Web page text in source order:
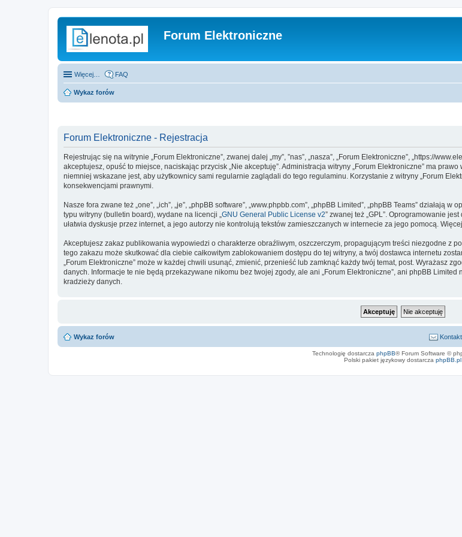
Forum Elektroniczne
Więcej… FAQ
Wykaz forów
Forum Elektroniczne - Rejestracja
Rejestrując się na witrynie „Forum Elektroniczne”, zwanej dalej „my”, ”nas”, „nasza”, „Forum Elektroniczne”, „https://
akceptujesz, opuść to miejsce, naciskając przycisk „Nie akceptuję”. Administracja witryny „Forum Elektroniczne” ma
niemniej wskazane jest, aby użytkownicy sami regularnie zaglądali do tego regulaminu. Korzystanie z witryny „Forum
konsekwencjami prawnymi.
Nasze fora zwane też „one”, „ich”, „je”, „phpBB software”, „www.phpbb.com”, „phpBB Limited”, „phpBB Teams”
typu witryny (bulletin board), wydane na licencji „ GNU General Public License v2” zwanej też „GPL”. Oprogramowanie
ułatwia dyskusje przez internet, a jego autorzy nie kontrolują tekstów zamieszczanych w internecie za jego pomocą.
Akceptujesz zakaz publikowania wypowiedzi o charakterze obraźliwym, oszczerczym, propagującym treści niezgodne z
tego zakazu może skutkować dla ciebie całkowitym zablokowaniem dostępu do tej witryny, a twój dostawca internetu
„Forum Elektroniczne” może w każdej chwili usunąć, zmienić, przenieść lub zamknąć każdy twój temat, post. Wyrażasz
danych. Informacje te nie będą przekazywane nikomu bez twojej zgody, ale ani „Forum Elektroniczne”, ani phpBB
kradzieży danych.
Wykaz forów
Technologię dostarcza phpBB® Forum Software ©
Polski pakiet językowy dostarcza phpBB.pl